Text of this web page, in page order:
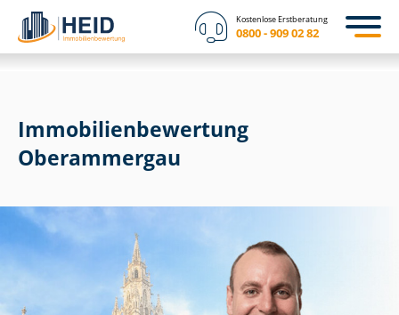
Kostenlose Erstberatung
0800 - 909 02 82
Immobilien­bewertung
Oberammergau